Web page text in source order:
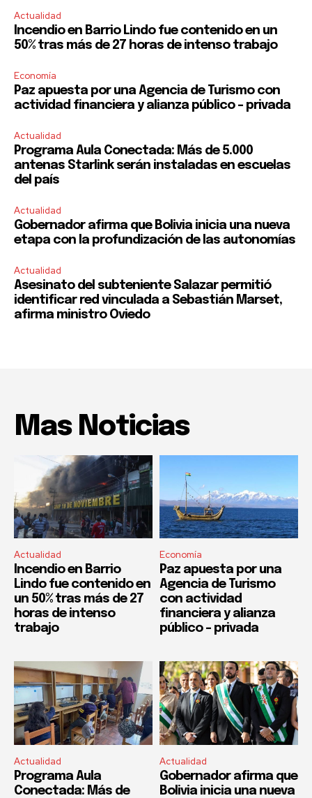
Actualidad
Incendio en Barrio Lindo fue contenido en un
50% tras más de 27 horas de intenso trabajo
Economía
Paz apuesta por una Agencia de Turismo con
actividad financiera y alianza público – privada
Actualidad
Programa Aula Conectada: Más de 5.000
antenas Starlink serán instaladas en escuelas
del país
Actualidad
Gobernador afirma que Bolivia inicia una nueva
etapa con la profundización de las autonomías
Actualidad
Asesinato del subteniente Salazar permitió
identificar red vinculada a Sebastián Marset,
afirma ministro Oviedo
Mas Noticias
Actualidad
Incendio en Barrio
Lindo fue contenido en
un 50% tras más de 27
horas de intenso
trabajo
Economía
Paz apuesta por una
Agencia de Turismo
con actividad
financiera y alianza
público – privada
Actualidad
Programa Aula
Conectada: Más de
Actualidad
Gobernador afirma que
Bolivia inicia una nueva